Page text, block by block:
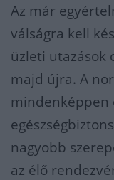
Az már
válságra kell
üzleti utazások
majd újra. A
mindenképpen
nagyobb
az élő